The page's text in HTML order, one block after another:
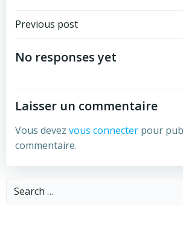
Previous post
No responses yet
Laisser un commentaire
Vous devez vous connecter pour
commentaire.